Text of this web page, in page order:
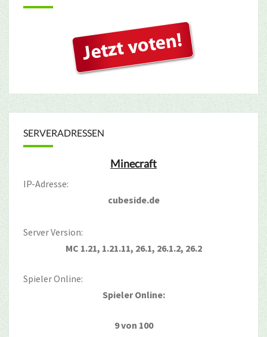
SERVERADRESSEN
Minecraft
IP-Adresse:
cubeside.de
Server Version:
MC 1.21, 1.21.11, 26.1, 26.1.2, 26.2
Spieler Online:
Spieler Online:
9 von 100